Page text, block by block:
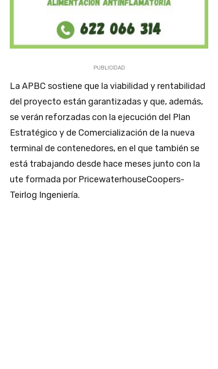
PUBLICIDAD
La APBC sostiene que la viabilidad y rentabilidad
del proyecto están garantizadas y que, además,
se verán reforzadas con la ejecución del Plan
Estratégico y de Comercialización de la nueva
terminal de contenedores, en el que también se
está trabajando desde hace meses junto con la
ute formada por PricewaterhouseCoopers-
Teirlog Ingeniería.